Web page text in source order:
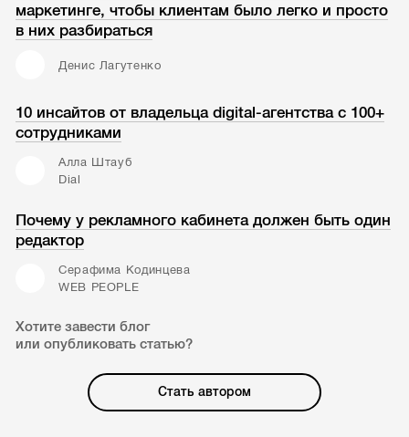
маркетинге, чтобы клиентам было легко и просто
в них разбираться
Денис Лагутенко
10 инсайтов от владельца digital-агентства с 100+
сотрудниками
Алла Штауб
Dial
Почему у рекламного кабинета должен быть один
редактор
Серафима Кодинцева
WEB PEOPLE
Хотите завести блог
или опубликовать статью?
Стать автором